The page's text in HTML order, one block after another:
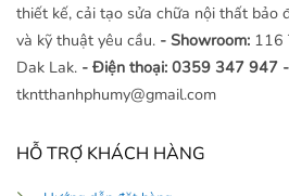
thiết kế, cải tạo sửa chữa nội thất bảo
và kỹ thuật yêu cầu. - Showroom: 116
Dak Lak. - Điện thoại: 0359 347 947
tkntthanhphumy@gmail.com
HỖ TRỢ KHÁCH HÀNG